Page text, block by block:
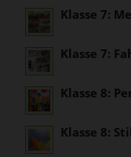
Klasse 7:
Klasse 7:
Klasse 8:
Klasse 8: